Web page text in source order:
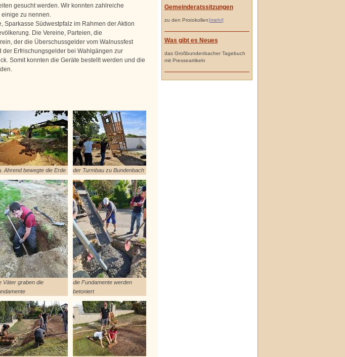
Gemeinderatssitzungen
zu den Protokollen[mehr]
Was gibt es Neues
das Großbundenbacher Tagebuch
mit Presseartikeln
gesucht werden. Wir konnten zahlreiche
zu nennen.
Sparkasse Südwestpfalz im Rahmen der Aktion
Die Vereine, Parteien, die
der die Überschussgelder vom Walnussfest
Erfrischungsgelder bei Wahlgängen zur
Somit konnten die Geräte bestellt werden und die
Ahrend bewegte die Erde der Turmbau zu Bundenbach
Väter graben die
die Fundamente werden
betoniert